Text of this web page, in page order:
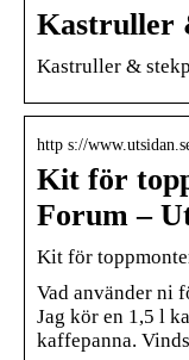
Kastruller
Kastruller &
http s://
Kit för
Forum –
Kit för
Vad använder ni
Jag kör en 1,5 l
kaffepanna.